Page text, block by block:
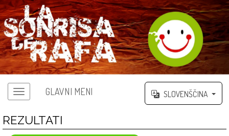
GLAVNI MENI SLOVENŠČINA
REZULTATI